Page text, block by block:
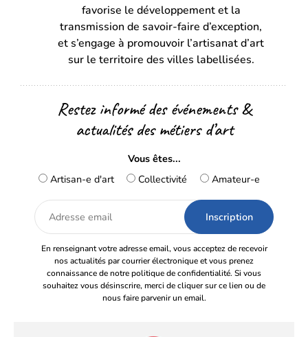
onglet)onglet)
favorise le développement et la
transmission de savoir-faire d’exception,
et s’engage à promouvoir l’artisanat d’art
sur le territoire des villes labellisées.
Restez informé des événements &
actualités des métiers d’art
Vous êtes...
Artisan-e d'art
Collectivité Amateur-e
Adresse
email
En renseignant votre adresse email, vous acceptez de recevoir
nos actualités par courrier électronique et vous prenez
connaissance de notre politique de confidentialité. Si vous
souhaitez vous désinscrire, merci de cliquer sur ce lien ou de
nous faire parvenir un email.